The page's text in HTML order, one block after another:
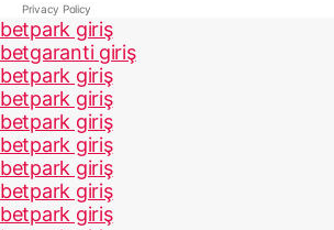
Privacy Policy
betpark giriş
betgaranti giriş
betpark giriş
betpark giriş
betpark giriş
betpark giriş
betpark giriş
betpark giriş
betpark giriş